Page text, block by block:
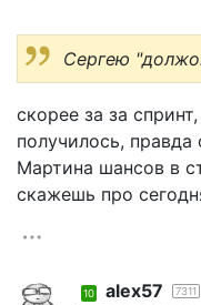
Сергею
скорее за за
получилось,
Мартина шансов в
скажешь про
10 alex57 7311